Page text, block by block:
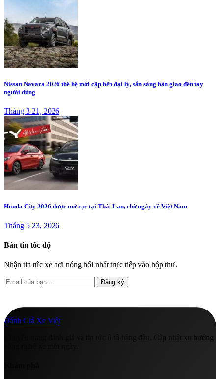
Nissan Navara 2026 thế hệ mới cập bến đại lý, sẵn sàng bàn giao đến tay
người dùng
Tháng 3 21, 2026
Honda City 2026 được mở cọc tại Thái Lan, chờ ngày về Việt Nam
Tháng 5 23, 2026
Bản tin tốc độ
Nhận tin tức xe hơi nóng hổi nhất trực tiếp vào hộp thư.
Đăng ký
A
Đánh Giá Xe Việt
Chuyên trang đánh giá và tin tức ô tô hàng đầu. Cập nhật xu hướng